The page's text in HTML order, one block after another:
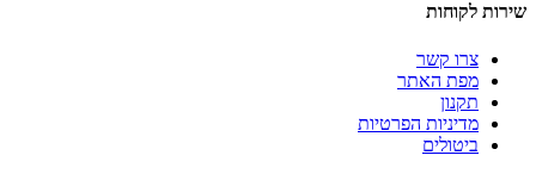
שירות לקוחות
צרו קשר
מפת האתר
תקנון
מדיניות הפרטיות
ביטולים